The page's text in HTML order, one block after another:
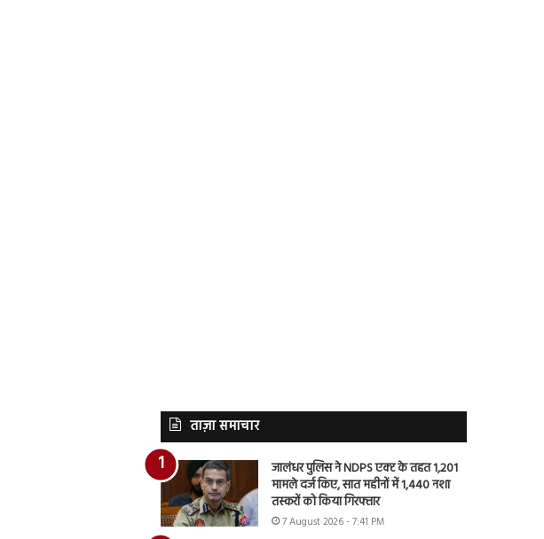
ताज़ा समाचार
जालंधर पुलिस ने NDPS एक्ट के तहत 1,201
मामले दर्ज किए, सात महीनों में 1,440 नशा
तस्करों को किया गिरफ्तार
7 August 2026 - 7:41 PM